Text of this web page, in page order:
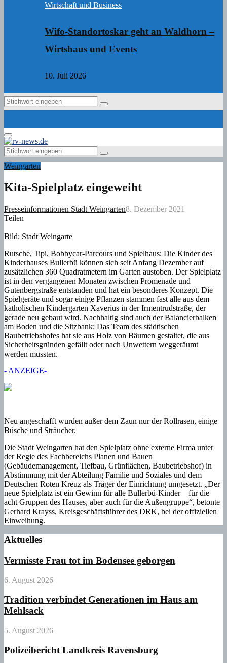
Wirtschaft und Business
Wifo-Standortoskar geht an Waldhorn –
Wirtshaus und Events
10. Juli 2026
Search
Search
Primary
Menu
Search
for:
Search
Weingarten
Kita-Spielplatz eingeweiht
Presseinformationen Stadt Weingarten8. Dezember 2021
Teilen
Bild: Stadt Weingarte
Rutsche, Tipi, Bobbycar-Parcours und Spielhaus: Die Kinder des
Kinderhauses Bullerbü können sich seit Anfang Dezember auf
zusätzlichen 360 Quadratmetern im Garten austoben. Der Spielplatz
ist in den vergangenen Monaten zwischen Promenade und
Gutenbergstraße entstanden und hat ein besonderes Konzept. Die
Spielgeräte und sogar einige Pflanzen stammen fast alle aus dem
katholischen Kindergarten Xaverius in der Irmentrudstraße, der
gerade neu gebaut wird. Nachhaltig sind auch der Balancierbalken
am Boden und die Sitzbank: Das Team des städtischen
Baubetriebshofes hat sie aus Holz von Bäumen gestaltet, die aus
Sicherheitsgründen gefällt oder nach Unwettern weggeräumt
werden mussten.
- ANZEIGE-
Neu angeschafft wurden außer dem Zaun nur der Rollrasen, einige
Büsche und Sträucher.
Die Stadt Weingarten hat den Spielplatz ohne externe Firma unter
der Regie des Fachbereichs Planen und Bauen
(Gebäudemanagement, Tiefbau, Grünflächen, Baubetriebshof) in
Abstimmung mit der Abteilung Familie und Soziales und dem
Deutschen Roten Kreuz als Träger der Einrichtung umgesetzt. „Der
neue Spielplatz ist ein Gewinn für alle Bullerbü-Kinder – für die
acht Gruppen des Hauses, aber auch für die Außengruppe“, betonte
Gerhard Krayss, Kreisgeschäftsführer des DRK, bei der offiziellen
Einweihung.
Aktuelles
Vermisste Frau tot im Bodensee geborgen
6. August 2026
Tradition verbindet Generationen im Haus am
Mehlsack
5. August 2026
Polizeibericht Landkreis Ravensburg